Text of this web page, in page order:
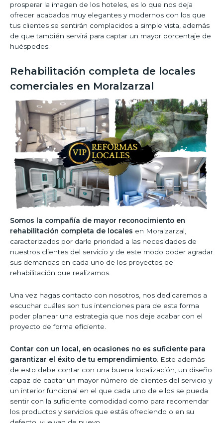
prosperar la imagen de los hoteles, es lo que nos deja
ofrecer acabados muy elegantes y modernos con los que
tus clientes se sentirán complacidos a simple vista, además
de que también servirá para captar un mayor porcentaje de
huéspedes.
Rehabilitación completa de locales
comerciales en Moralzarzal
Somos la compañía de mayor reconocimiento en
rehabilitación completa de locales en Moralzarzal,
caracterizados por darle prioridad a las necesidades de
nuestros clientes del servicio y de este modo poder agradar
sus demandas en cada uno de los proyectos de
rehabilitación que realizamos.
Una vez hagas contacto con nosotros, nos dedicaremos a
escuchar cuáles son tus intenciones para de esta forma
poder planear una estrategia que nos deje acabar con el
proyecto de forma eficiente.
Contar con un local, en ocasiones no es suficiente para
garantizar el éxito de tu emprendimiento . Este además
de esto debe contar con una buena localización, un diseño
capaz de captar un mayor número de clientes del servicio y
un interior funcional en el que cada uno de ellos se pueda
sentir con la suficiente comodidad como para recomendar
los productos y servicios que estás ofreciendo o en su